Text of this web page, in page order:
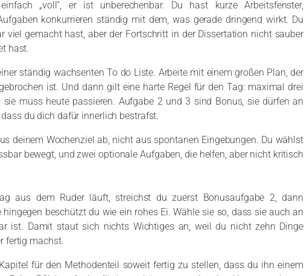
„voll“, er ist unberechenbar. Du hast kurze Arbeitsfenster,
konkurrieren ständig mit dem, was gerade dringend wirkt. Du
viel gemacht hast, aber der Fortschritt in der Dissertation nicht sauber
hast.
ständig wachsenten To do Liste. Arbeite mit einem großen Plan, der
ist. Und dann gilt eine harte Regel für den Tag: maximal drei
muss heute passieren. Aufgabe 2 und 3 sind Bonus, sie dürfen an
du dich dafür innerlich bestrafst.
deinem Wochenziel ab, nicht aus spontanen Eingebungen. Du wählst
bewegt, und zwei optionale Aufgaben, die helfen, aber nicht kritisch
aus dem Ruder läuft, streichst du zuerst Bonusaufgabe 2, dann
beschützt du wie ein rohes Ei. Wähle sie so, dass sie auch an
ist. Damit staut sich nichts Wichtiges an, weil du nicht zehn Dinge
fertig machst.
für den Methodenteil soweit fertig zu stellen, dass du ihn einem